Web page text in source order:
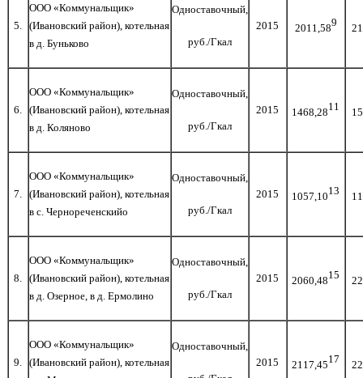
5.
ООО «Коммунальщик»
(Ивановский район), котельная
в д. Буньково
Одноставочный,
руб./Гкал
2015 2011,589
6
ООО «Коммунальщик»
(Ивановский район), котельная
в д. Коляново
Одноставочный,
руб./Гкал
2015 1468,2811
7
ООО «Коммунальщик»
(Ивановский район), котельная
в с. Чернореченскийо
Одноставочный,
руб./Гкал
2015 1057,1013
8
ООО «Коммунальщик»
(Ивановский район), котельная
в д. Озерное, в д. Ермолино
Одноставочный,
руб./Гкал
2015 2060,4815
9
ООО «Коммунальщик»
(Ивановский район), котельная
Одноставочный,
2015 2117,4517